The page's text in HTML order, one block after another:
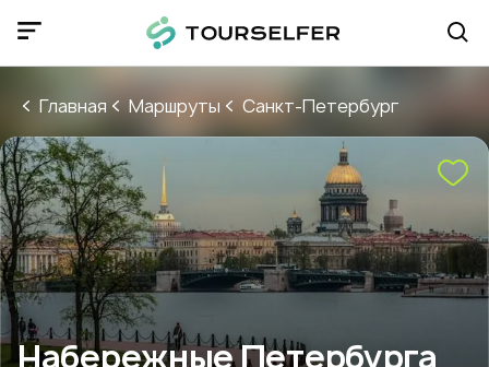
Главная Маршруты Санкт-Петербург
Набережные Петербурга